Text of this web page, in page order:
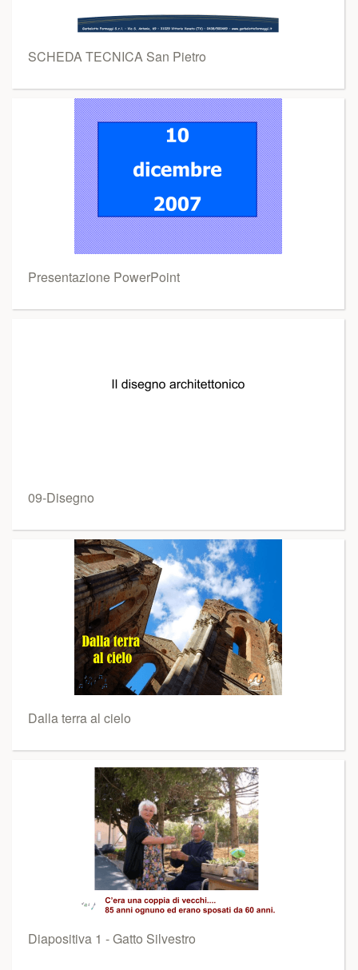
SCHEDA TECNICA San Pietro
Presentazione PowerPoint
09-Disegno
Dalla terra al cielo
Diapositiva 1 - Gatto Silvestro